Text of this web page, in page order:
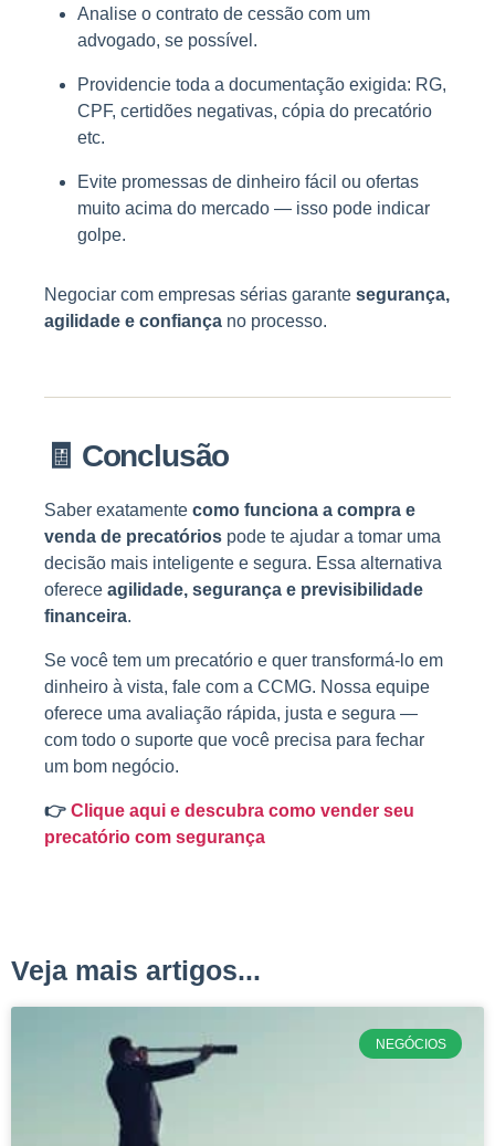
Analise o contrato de cessão com um
advogado, se possível.
Providencie toda a documentação exigida: RG,
CPF, certidões negativas, cópia do precatório
etc.
Evite promessas de dinheiro fácil ou ofertas
muito acima do mercado — isso pode indicar
golpe.
Negociar com empresas sérias garante segurança,
agilidade e confiança no processo.
🧾 Conclusão
Saber exatamente como funciona a compra e
venda de precatórios pode te ajudar a tomar uma
decisão mais inteligente e segura. Essa alternativa
oferece agilidade, segurança e previsibilidade
financeira.
Se você tem um precatório e quer transformá-lo em
dinheiro à vista, fale com a CCMG. Nossa equipe
oferece uma avaliação rápida, justa e segura —
com todo o suporte que você precisa para fechar
um bom negócio.
👉 Clique aqui e descubra como vender seu
precatório com segurança
Veja mais artigos...
NEGÓCIOS